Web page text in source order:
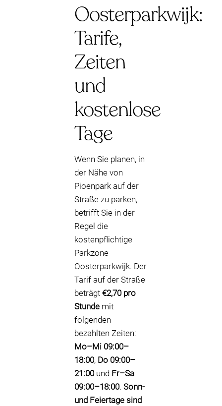
Oosterparkwijk:
Tarife,
Zeiten
und
kostenlose
Tage
Wenn Sie planen, in
der Nähe von
Pioenpark auf der
Straße zu parken,
betrifft Sie in der
Regel die
kostenpflichtige
Parkzone
Oosterparkwijk. Der
Tarif auf der Straße
beträgt €2,70 pro
Stunde mit
folgenden
bezahlten Zeiten:
Mo–Mi 09:00–
18:00, Do 09:00–
21:00und Fr–Sa
09:00–18:00. Sonn-
und Feiertage sind